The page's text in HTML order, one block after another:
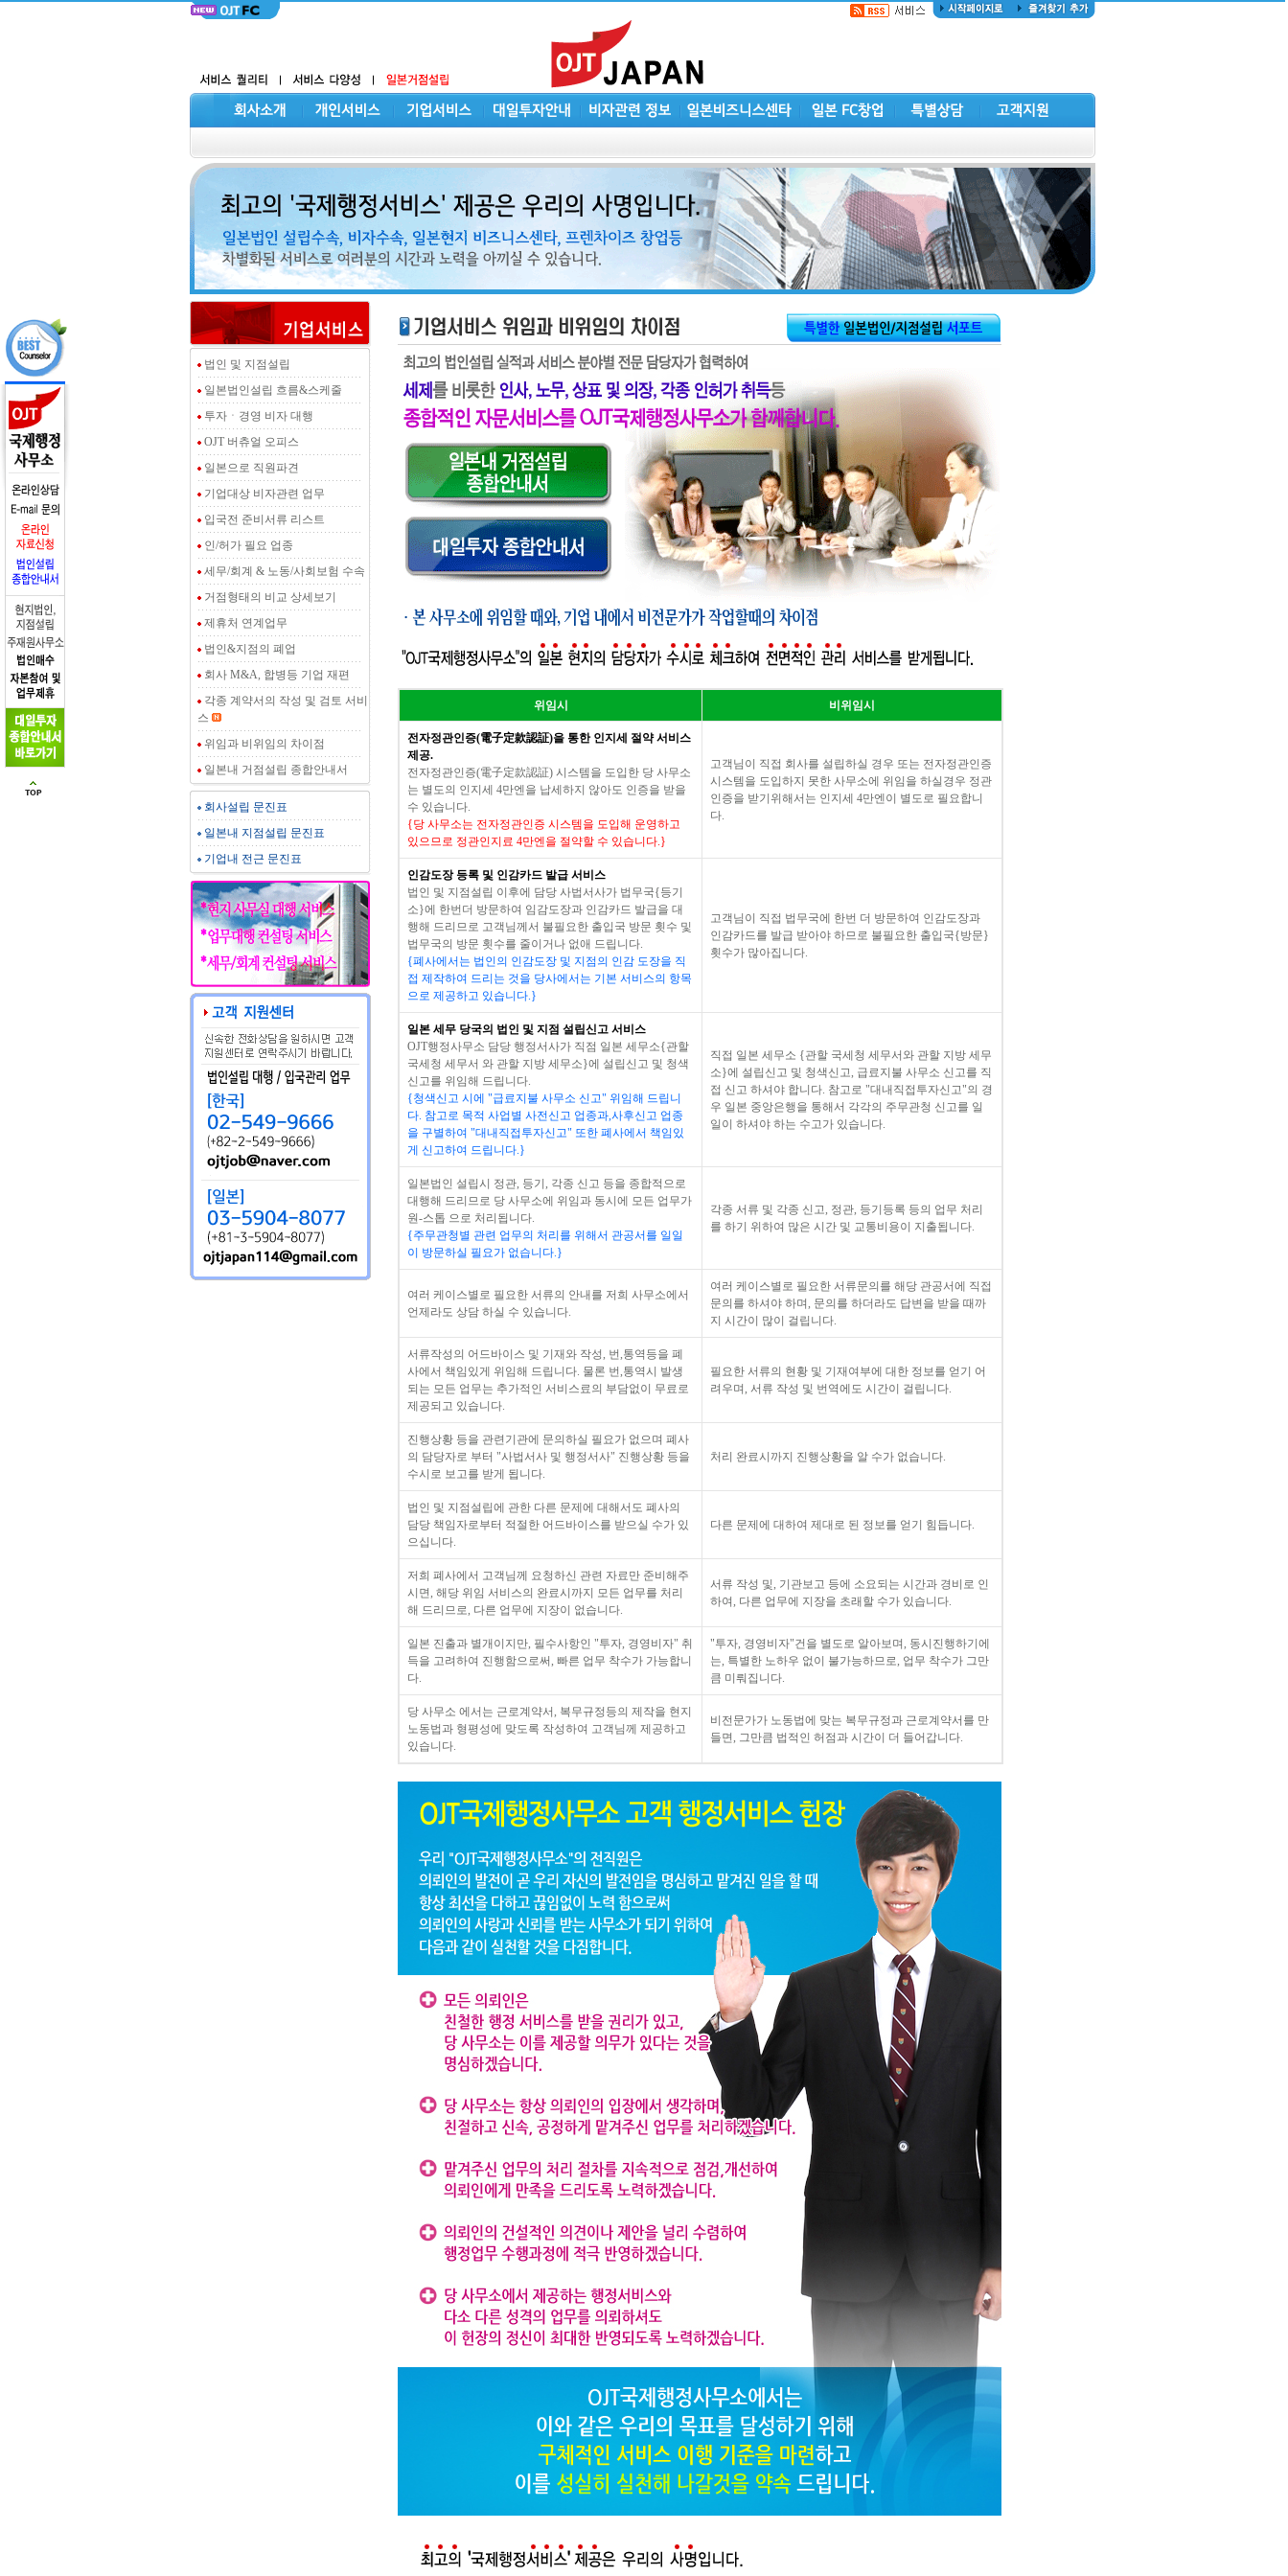
법인 및 지점설립
일본법인설립 흐름&스케줄
투자ㆍ경영 비자 대행
OJT 버츄얼 오피스
일본으로 직원파견
기업대상 비자관련 업무
입국전 준비서류 리스트
인/허가 필요 업종
세무/회계 & 노동/사회보험 수속
거점형태의 비교 상세보기
제휴처 연계업무
법인&지점의 폐업
회사 M&A, 합병등 기업 재편
각종 계약서의 작성 및 검토 서비
스
위임과 비위임의 차이점
일본내 거점설립 종합안내서
회사설립 문진표
일본내 지점설립 문진표
기업내 전근 문진표
위임시 비위임시
전자정관인증(電子定款認証)을 통한 인지세 절약 서비스
제공.
전자정관인증(電子定款認証) 시스템을 도입한 당 사무소
는 별도의 인지세 4만엔을 납세하지 않아도 인증을 받을
수 있습니다.
{당 사무소는 전자정관인증 시스템을 도입해 운영하고
있으므로 정관인지료 4만엔을 절약할 수 있습니다.}
고객님이 직접 회사를 설립하실 경우 또는 전자정관인증
시스템을 도입하지 못한 사무소에 위임을 하실경우 정관
인증을 받기위해서는 인지세 4만엔이 별도로 필요합니
다.
인감도장 등록 및 인감카드 발급 서비스
법인 및 지점설립 이후에 담당 사법서사가 법무국{등기
소}에 한번더 방문하여 임감도장과 인감카드 발급을 대
행해 드리므로 고객님께서 불필요한 출입국 방문 횟수 및
법무국의 방문 횟수를 줄이거나 없애 드립니다.
{폐사에서는 법인의 인감도장 및 지점의 인감 도장을 직
접 제작하여 드리는 것을 당사에서는 기본 서비스의 항목
으로 제공하고 있습니다.}
고객님이 직접 법무국에 한번 더 방문하여 인감도장과
인감카드를 발급 받아야 하므로 불필요한 출입국{방문}
횟수가 많아집니다.
일본 세무 당국의 법인 및 지점 설립신고 서비스
OJT행정사무소 담당 행정서사가 직점 일본 세무소{관할
국세청 세무서 와 관할 지방 세무소}에 설립신고 및 청색
신고를 위임해 드립니다.
{청색신고 시에 "급료지불 사무소 신고" 위임해 드립니
다. 참고로 목적 사업별 사전신고 업종과,사후신고 업종
을 구별하여 "대내직접투자신고" 또한 폐사에서 책임있
게 신고하여 드립니다.}
직접 일본 세무소 {관할 국세청 세무서와 관할 지방 세무
소}에 설립신고 및 청색신고, 급료지불 사무소 신고를 직
접 신고 하셔야 합니다. 참고로 "대내직접투자신고"의 경
우 일본 중앙은행을 통해서 각각의 주무관청 신고를 일
일이 하셔야 하는 수고가 있습니다.
일본법인 설립시 정관, 등기, 각종 신고 등을 종합적으로
대행해 드리므로 당 사무소에 위임과 동시에 모든 업무가
원-스톱 으로 처리됩니다.
{주무관청별 관련 업무의 처리를 위해서 관공서를 일일
이 방문하실 필요가 없습니다.}
각종 서류 및 각종 신고, 정관, 등기등록 등의 업무 처리
를 하기 위하여 많은 시간 및 교통비용이 지출됩니다.
여러 케이스별로 필요한 서류의 안내를 저희 사무소에서
언제라도 상담 하실 수 있습니다.
여러 케이스별로 필요한 서류문의를 해당 관공서에 직접
문의를 하셔야 하며, 문의를 하더라도 답변을 받을 때까
지 시간이 많이 걸립니다.
서류작성의 어드바이스 및 기재와 작성, 번,통역등을 폐
사에서 책임있게 위임해 드립니다. 물론 번,통역시 발생
되는 모든 업무는 추가적인 서비스료의 부담없이 무료로
제공되고 있습니다.
필요한 서류의 현황 및 기재여부에 대한 정보를 얻기 어
려우며, 서류 작성 및 번역에도 시간이 걸립니다.
진행상황 등을 관련기관에 문의하실 필요가 없으며 폐사
의 담당자로 부터 "사법서사 및 행정서사" 진행상황 등을
수시로 보고를 받게 됩니다.
처리 완료시까지 진행상황을 알 수가 없습니다.
법인 및 지점설립에 관한 다른 문제에 대해서도 폐사의
담당 책임자로부터 적절한 어드바이스를 받으실 수가 있
으십니다.
다른 문제에 대하여 제대로 된 정보를 얻기 힘듭니다.
저희 폐사에서 고객님께 요청하신 관련 자료만 준비해주
시면, 해당 위임 서비스의 완료시까지 모든 업무를 처리
해 드리므로, 다른 업무에 지장이 없습니다.
서류 작성 및, 기관보고 등에 소요되는 시간과 경비로 인
하여, 다른 업무에 지장을 초래할 수가 있습니다.
일본 진출과 별개이지만, 필수사항인 "투자, 경영비자" 취
득을 고려하여 진행함으로써, 빠른 업무 착수가 가능합니
다.
"투자, 경영비자"건을 별도로 알아보며, 동시진행하기에
는, 특별한 노하우 없이 불가능하므로, 업무 착수가 그만
큼 미뤄집니다.
당 사무소 에서는 근로계약서, 복무규정등의 제작을 현지
노동법과 형평성에 맞도록 작성하여 고객님께 제공하고
있습니다.
비전문가가 노동법에 맞는 복무규정과 근로계약서를 만
들면, 그만큼 법적인 허점과 시간이 더 들어갑니다.